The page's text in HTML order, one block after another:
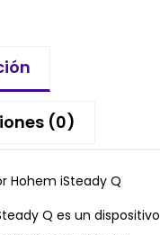
(0)
Hohem iSteady Q
Q es un dispositivo